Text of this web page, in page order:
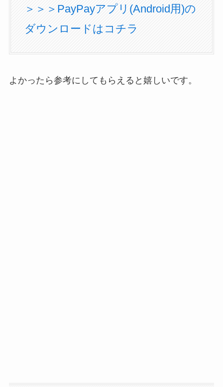
＞＞＞PayPayアプリ(Android用)の
ダウンロードはコチラ
よかったら参考にしてもらえると嬉しいです。